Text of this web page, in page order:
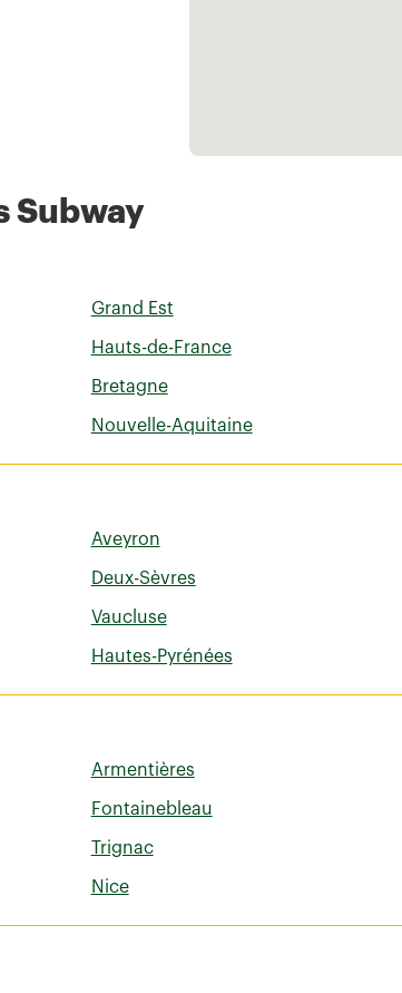
Subway
Grand Est
Hauts-de-France
Bretagne
Nouvelle-Aquitaine
Aveyron
Deux-Sèvres
Vaucluse
Hautes-Pyrénées
Armentières
Fontainebleau
Trignac
Nice